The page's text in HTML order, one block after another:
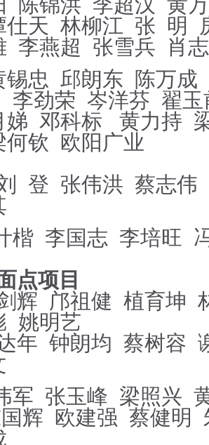
陈锦洪 李超汉 黄
仕天 林柳江 张 明
李燕超 张雪兵 肖
锡忠 邱朗东 陈万成
李劲荣 岑洋芬 翟玉
娣 邓科标 黄力持
何钦 欧阳广业
登 张伟洪 蔡志伟
楷 李国志 李培旺
点项目
辉 邝祖健 植育坤
姚明艺
年 钟朗均 蔡树容
军 张玉峰 梁照兴
辉 欧建强 蔡健明